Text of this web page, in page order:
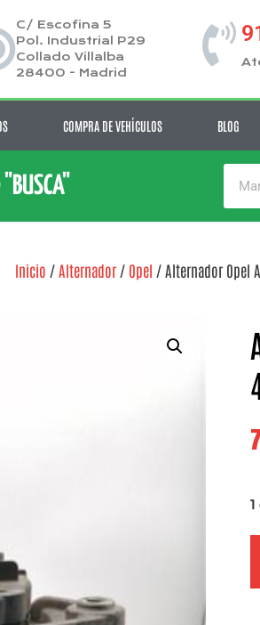
C/ Escofina 5
Pol. Industrial P29
Collado Villalba
28400 - Madrid
COMPRA DE VEHÍCULOS BLOG
Inicio / Alternador / Opel / Alternador Opel